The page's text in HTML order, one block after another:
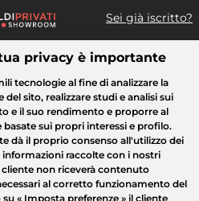
Sei già iscritto?
Bellezza Elettrodomestici
privacy è importante
tecnologie al fine di analizzare la
sito, realizzare studi e analisi sui
e il suo rendimento e proporre al
sui propri interessi e profilo.
dà il proprio consenso all'utilizzo dei
raccolte con i nostri
cliente non riceverà contenuto
al corretto funzionamento del
su « Imposta preferenze » il cliente